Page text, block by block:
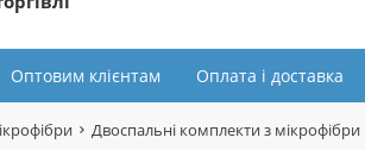
Оптовим клієнтам Оплата і доставка
Двоспальні комплекти з мікрофібри